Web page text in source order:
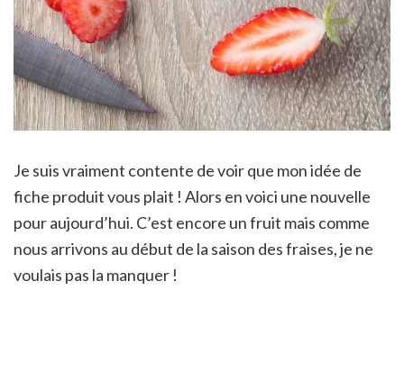
Je suis vraiment contente de voir que mon idée de
fiche produit vous plait ! Alors en voici une nouvelle
pour aujourd’hui. C’est encore un fruit mais comme
nous arrivons au début de la saison des fraises, je ne
voulais pas la manquer !